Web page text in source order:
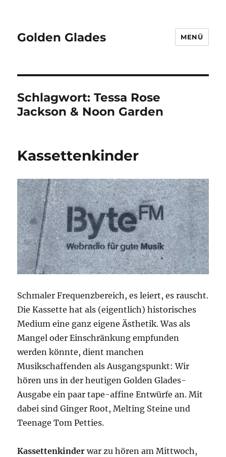
Golden Glades MENÜ
Schlagwort:Tessa Rose
Jackson & Noon Garden
Kassettenkinder
Schmaler Frequenzbereich, es leiert, es rauscht.
Die Kassette hat als (eigentlich) historisches
Medium eine ganz eigene Ästhetik. Was als
Mangel oder Einschränkung empfunden
werden könnte, dient manchen
Musikschaffenden als Ausgangspunkt: Wir
hören uns in der heutigen Golden Glades-
Ausgabe ein paar tape-affine Entwürfe an. Mit
dabei sind Ginger Root, Melting Steine und
Teenage Tom Petties.
Kassettenkinderwar zu hören am Mittwoch,